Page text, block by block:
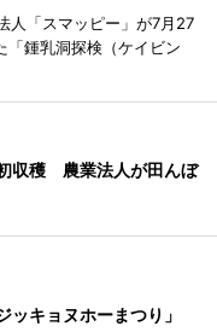
人「スマッピー」が7月27
「鍾乳洞探検（ケイビン
収穫 農業法人が田んぼ
ッキョヌホーまつり」